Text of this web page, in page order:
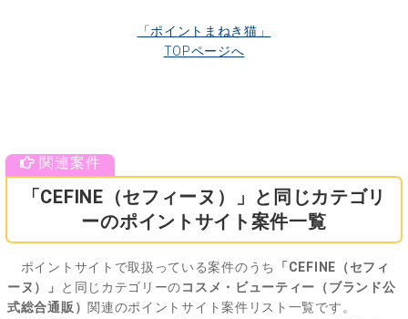
「ポイントまねき猫」
TOPページへ
「CEFINE（セフィーヌ）」と同じカテゴリ
ーのポイントサイト案件一覧
ポイントサイトで取扱っている案件のうち
「CEFINE（セフィ
ーヌ）」
と同じカテゴリーのコスメ・ビューティー（ブランド公
式総合通販） 関連のポイントサイト案件リスト一覧です。